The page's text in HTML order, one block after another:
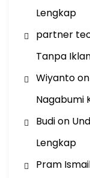
Lengkap
partner
Tanpa
Wiyantoon
Nagabumi
Budion
Lengkap
Pram